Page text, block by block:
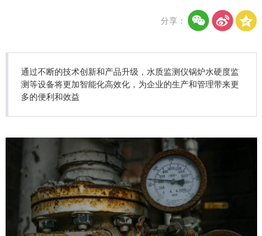
新闻资讯
关于我们
分享：
通过不断的技术创新和产品升级，水质监测仪锅炉水硬度监
测等设备将更加智能化高效化，为企业的生产和管理带来更
多的便利和效益